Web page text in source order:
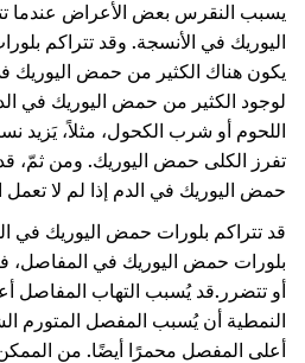
يسبب النقرس بعض الأعراض
اليوريك في الأنسجة. وقد تتراكم
يكون هناك الكثير من حمض اليوريك
لوجود الكثير من حمض اليوريك في
اللحوم أو شرب الكحول، مثلاً، يَزيد
تفرز الكلى حمض اليوريك. ومن ثمّ،
حمض اليوريك في الدم إذا لم لا
قد تتراكم بلورات حمض اليوريك في
بلورات حمض اليوريك في المفاصل،
أو تتضرر.قد يُسبب التهاب المفاصل
النمطية أن يُسبب المفصل المتورم
أعلى المفصل محمرًا أيضًا. من الممكن